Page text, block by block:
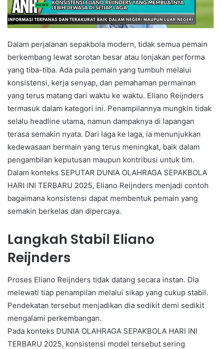
Dalam perjalanan sepakbola modern, tidak semua pemain
berkembang lewat sorotan besar atau lonjakan performa
yang tiba-tiba. Ada pula pemain yang tumbuh melalui
konsistensi, kerja senyap, dan pemahaman permainan
yang terus matang dari waktu ke waktu. Eliano Reijnders
termasuk dalam kategori ini. Penampilannya mungkin tidak
selalu headline utama, namun dampaknya di lapangan
terasa semakin nyata. Dari laga ke laga, ia menunjukkan
kedewasaan bermain yang terus meningkat, baik dalam
pengambilan keputusan maupun kontribusi untuk tim.
Dalam konteks SEPUTAR DUNIA OLAHRAGA SEPAKBOLA
HARI INI TERBARU 2025, Eliano Reijnders menjadi contoh
bagaimana konsistensi dapat membentuk pemain yang
semakin berkelas dan dipercaya.
Langkah Stabil Eliano
Reijnders
Proses Eliano Reijnders tidak datang secara instan. Dia
melewati tiap penampilan melalui sikap yang cukup stabil.
Pendekatan tersebut menjadikan dia sedikit demi sedikit
mengalami perkembangan.
Pada konteks DUNIA OLAHRAGA SEPAKBOLA HARI INI
TERBARU 2025, konsistensi model tersebut sering